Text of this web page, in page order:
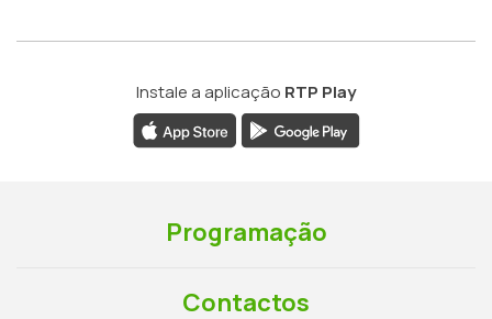
Instale a aplicação RTP Play
Programação
Contactos